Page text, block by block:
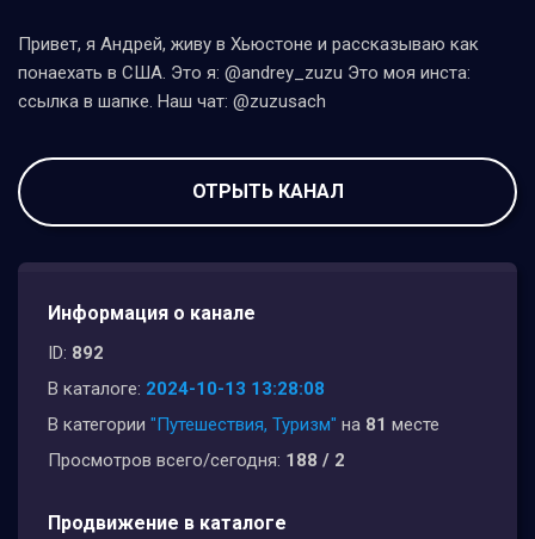
Привет, я Андрей, живу в Хьюстоне и рассказываю как
понаехать в США. Это я: @andrey_zuzu Это моя инста:
ссылка в шапке. Наш чат: @zuzusach
ОТРЫТЬ КАНАЛ
Информация о канале
ID: 892
В каталоге: 2024-10-13 13:28:08
В категории "Путешествия, Туризм" на 81 месте
Просмотров всего/сегодня: 188 / 2
Продвижение в каталоге